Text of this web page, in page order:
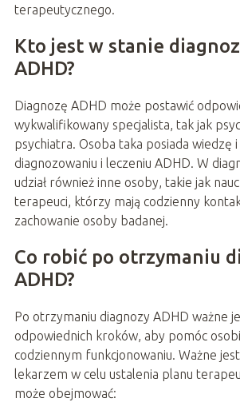
terapeutycznego.
Kto jest w stanie
ADHD?
Diagnozę ADHD może postawić
wykwalifikowany specjalista, tak jak
psychiatra. Osoba taka posiada wiedzę
diagnozowaniu i leczeniu ADHD. W
udział również inne osoby, takie jak
terapeuci, którzy mają codzienny
zachowanie osoby badanej.
Co robić po otrzymaniu
ADHD?
Po otrzymaniu diagnozy ADHD ważne
odpowiednich kroków, aby pomóc
codziennym funkcjonowaniu. Ważne
lekarzem w celu ustalenia planu
może obejmować: